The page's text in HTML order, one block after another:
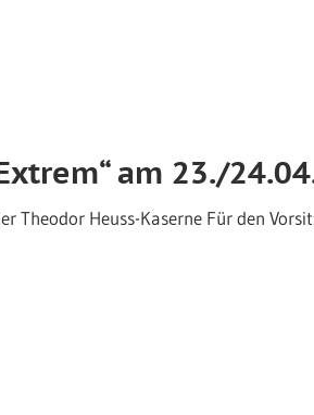
am 23./
Heuss-Kaserne Für den